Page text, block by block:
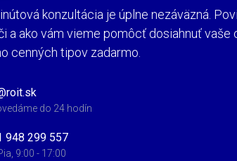
konzultácia je úplne nezáväzná.
a ako vám vieme pomôcť dosiahnuť vaše
cenných tipov zadarmo.
do 24 hodín
948 299 557
9:00 - 17:00